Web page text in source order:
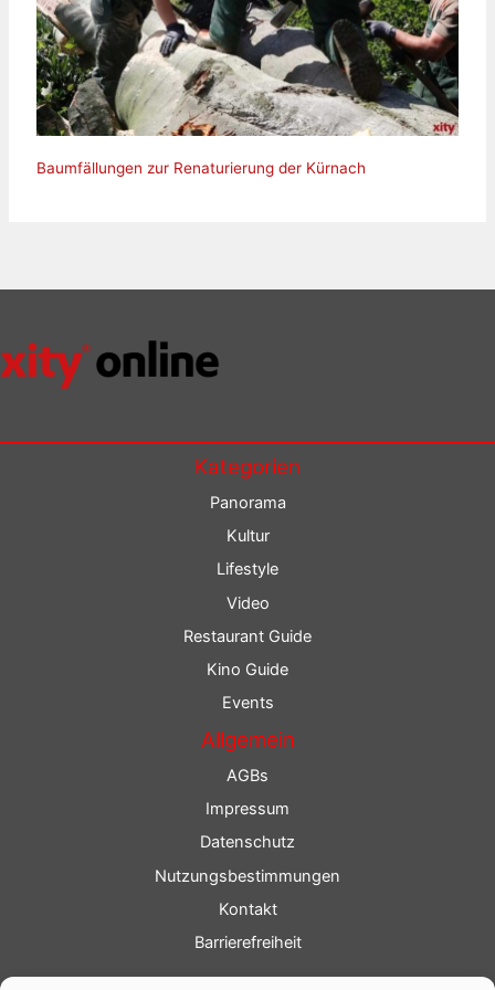
Baumfällungen zur Renaturierung der Kürnach
Kategorien
Panorama
Kultur
Lifestyle
Video
Restaurant Guide
Kino Guide
Events
Allgemein
AGBs
Impressum
Datenschutz
Nutzungsbestimmungen
Kontakt
Barrierefreiheit